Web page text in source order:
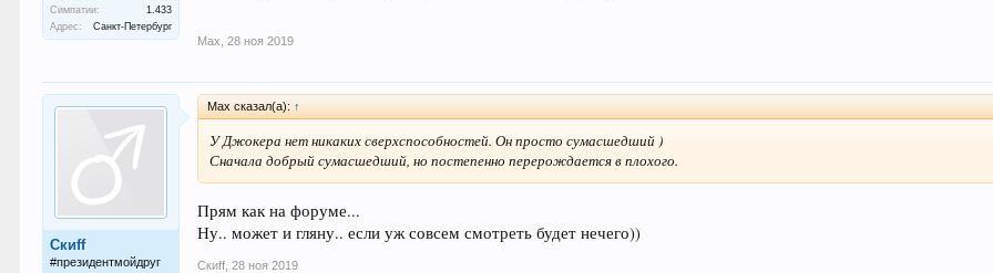
Симпатии:
1.433
Адрес:
Санкт-Петербург
Max
28 ноя 2019
Скиff
#президентмойдруг
Max сказал(а): ↑
У Джокера нет никаких сверхспособностей. Он просто сумасшедший )
Сначала добрый сумасшедший, но постепенно перерождается в плохого.
Прям как на форуме...
Ну.. может и гляну.. если уж совсем смотреть будет нечего))
Скиff 28 ноя 2019